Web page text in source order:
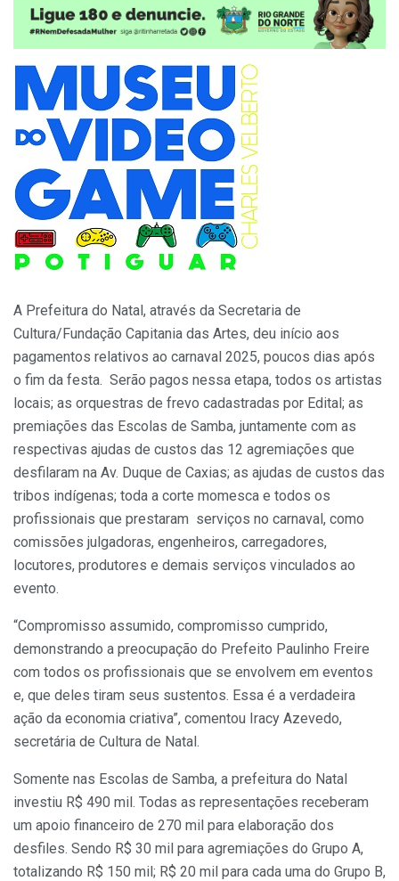
A Prefeitura do Natal, através da Secretaria de
Cultura/Fundação Capitania das Artes, deu início aos
pagamentos relativos ao carnaval 2025, poucos dias após
o fim da festa. Serão pagos nessa etapa, todos os artistas
locais; as orquestras de frevo cadastradas por Edital; as
premiações das Escolas de Samba, juntamente com as
respectivas ajudas de custos das 12 agremiações que
desfilaram na Av. Duque de Caxias; as ajudas de custos das
tribos indígenas; toda a corte momesca e todos os
profissionais que prestaram serviços no carnaval, como
comissões julgadoras, engenheiros, carregadores,
locutores, produtores e demais serviços vinculados ao
evento.
“Compromisso assumido, compromisso cumprido,
demonstrando a preocupação do Prefeito Paulinho Freire
com todos os profissionais que se envolvem em eventos
e, que deles tiram seus sustentos. Essa é a verdadeira
ação da economia criativa”, comentou Iracy Azevedo,
secretária de Cultura de Natal.
Somente nas Escolas de Samba, a prefeitura do Natal
investiu R$ 490 mil. Todas as representações receberam
um apoio financeiro de 270 mil para elaboração dos
desfiles. Sendo R$ 30 mil para agremiações do Grupo A,
totalizando R$ 150 mil; R$ 20 mil para cada uma do Grupo B,